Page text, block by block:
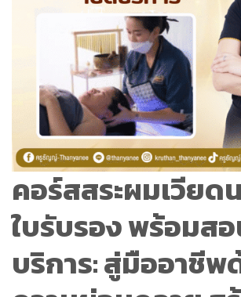
คอร์สสระผมเวียด
ใบรับรอง พร้อมส
บริการ: สู่มืออาชีพ